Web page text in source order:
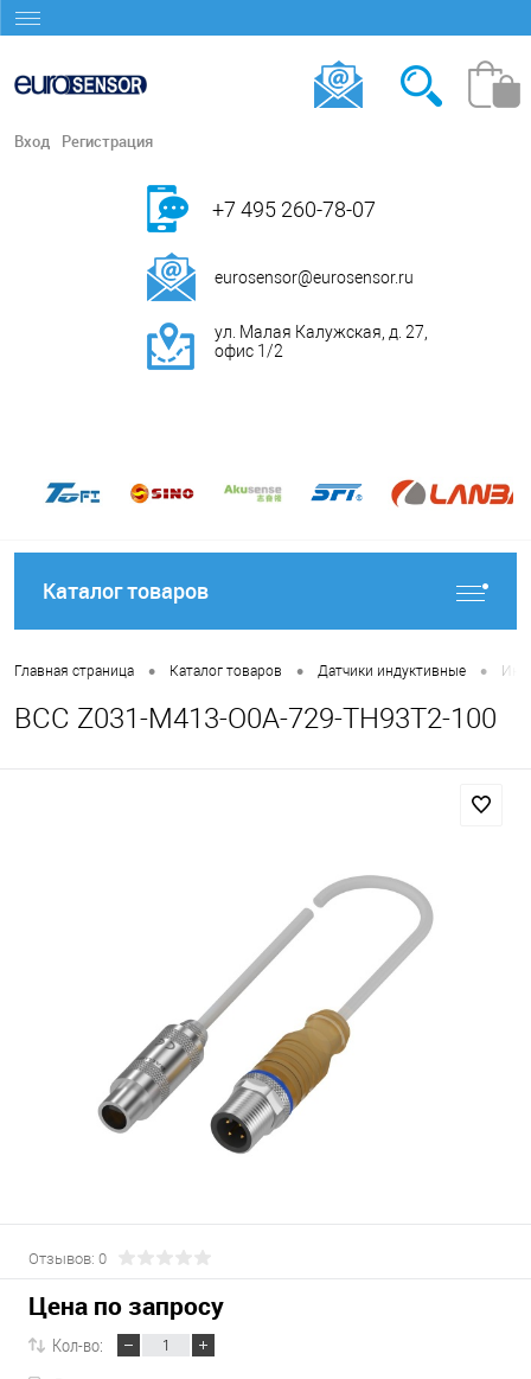
Вход Регистрация
+7 495 260-78-07
eurosensor@eurosensor.ru
ул. Малая Калужская, д. 27,
офис 1/2
Каталог товаров
Главная страница • Каталог товаров • Датчики индуктивные •
BCC Z031-M413-O0A-729-TH93T2-100
Отзывов: 0
Цена по запросу
Кол-во: